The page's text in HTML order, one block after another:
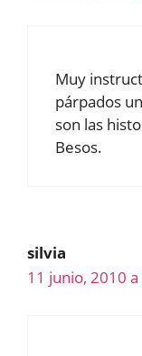
Muy
párpados
son las
Besos.
silvia
11 junio, 2010